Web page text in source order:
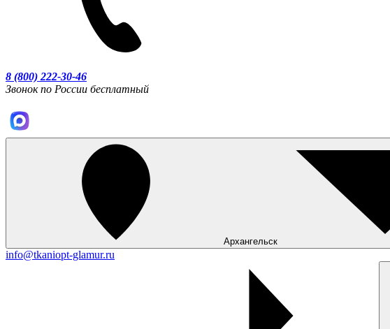
8 (800) 222-30-46
Звонок по России бесплатный
Архангельск
info@tkaniopt-glamur.ru